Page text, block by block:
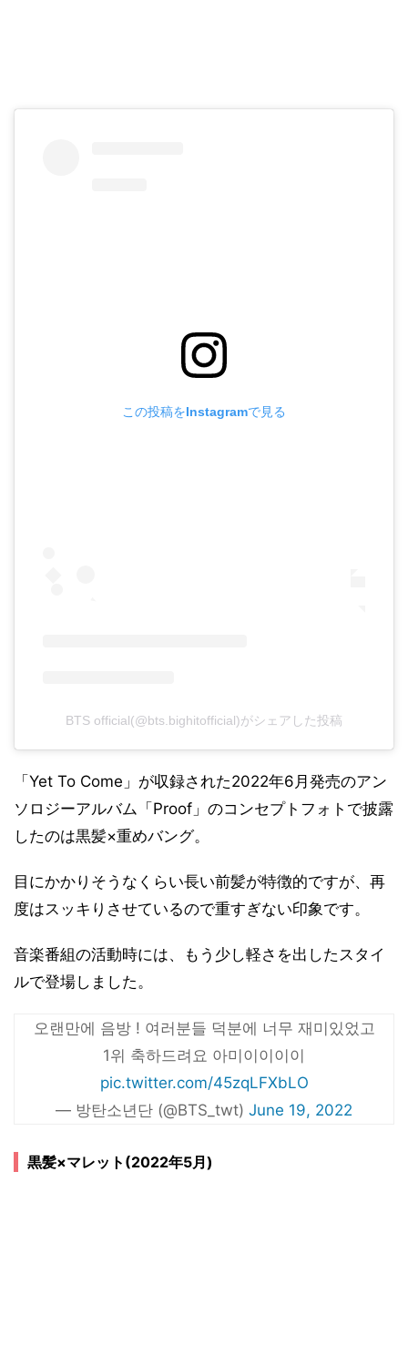
この投稿をInstagramで見る
BTS official(@bts.bighitofficial)がシェアした投稿
「Yet To Come」が収録された2022年6月発売のアン
ソロジーアルバム「Proof」のコンセプトフォトで披露
したのは黒髪×重めバング。
目にかかりそうなくらい長い前髪が特徴的ですが、再
度はスッキりさせているので重すぎない印象です。
音楽番組の活動時には、もう少し軽さを出したスタイ
ルで登場しました。
오랜만에 음방 ! 여러분들 덕분에 너무 재미있었고
1위 축하드려요 아미이이이이
pic.twitter.com/45zqLFXbLO
— 방탄소년단 (@BTS_twt) June 19, 2022
黒髪×マレット(2022年5月)